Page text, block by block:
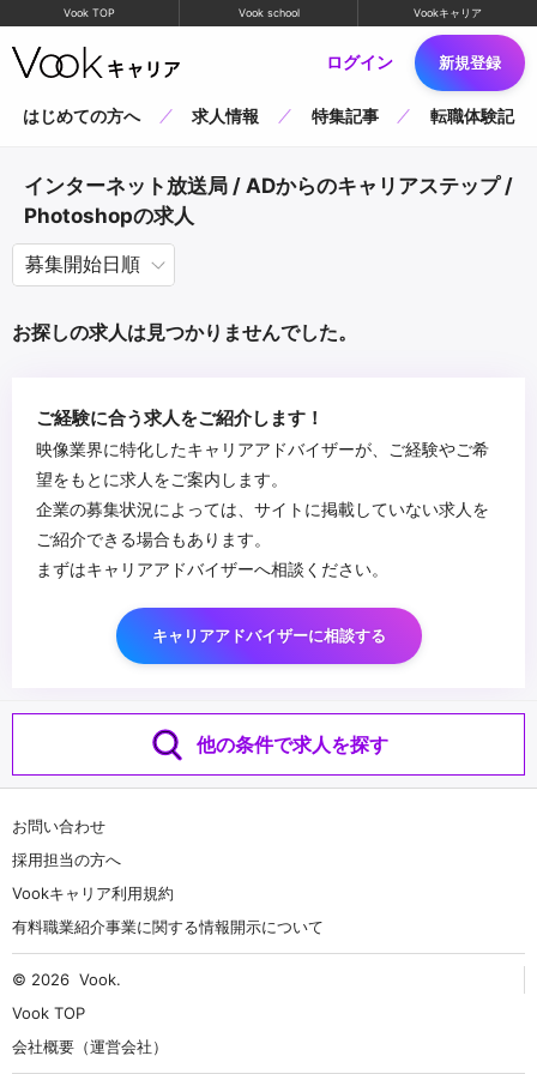
Vook TOP Vook school Vookキャリア
ログイン 新規登録
はじめての方へ 求人情報 特集記事 転職体験記
インターネット放送局 / ADからのキャリアステップ /
Photoshopの求人
お探しの求人は見つかりませんでした。
ご経験に合う求人をご紹介します！
映像業界に特化したキャリアアドバイザーが、ご経験やご希
望をもとに求人をご案内します。
企業の募集状況によっては、サイトに掲載していない求人を
ご紹介できる場合もあります。
まずはキャリアアドバイザーへ相談ください。
キャリアアドバイザーに相談する
他の条件で求人を探す
お問い合わせ
採用担当の方へ
Vookキャリア利用規約
有料職業紹介事業に関する情報開示について
© 2026 Vook.
Vook TOP
会社概要（運営会社）